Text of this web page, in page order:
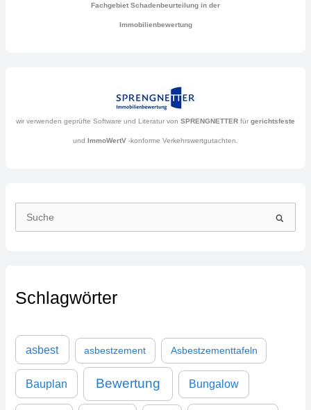
Fachgebiet Schadenbeurteilung in der
Immobilienbewertung
wir verwenden geprüfte Software und Literatur von SPRENGNETTER für gerichtsfeste
und ImmoWertV -konforme Verkehrswertgutachten.
e
n
c
h
Schlagwörter
asbest asbestzement Asbestzementtafeln
Bauplan Bewertung Bungalow